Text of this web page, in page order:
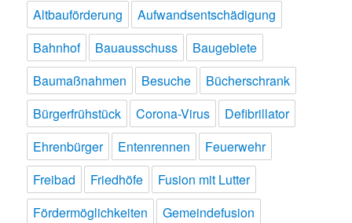
Altbauförderung
Aufwandsentschädigung
Bahnhof
Bauausschuss
Baugebiete
Baumaßnahmen
Besuche
Bücherschrank
Bürgerfrühstück
Corona-Virus
Defibrillator
Ehrenbürger
Entenrennen
Feuerwehr
Freibad
Friedhöfe
Fusion mit Lutter
Fördermöglichkeiten
Gemeindefusion